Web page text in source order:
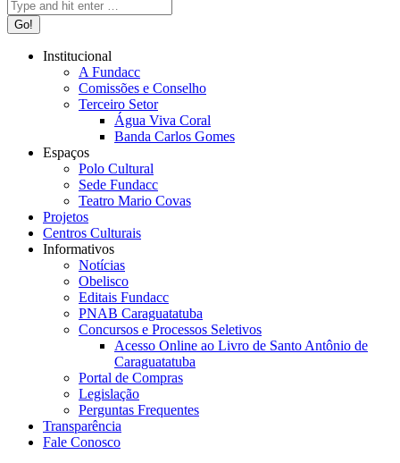
Institucional
A Fundacc
Comissões e Conselho
Terceiro Setor
Água Viva Coral
Banda Carlos Gomes
Espaços
Polo Cultural
Sede Fundacc
Teatro Mario Covas
Projetos
Centros Culturais
Informativos
Notícias
Obelisco
Editais Fundacc
PNAB Caraguatatuba
Concursos e Processos Seletivos
Acesso Online ao Livro de Santo Antônio de
Caraguatatuba
Portal de Compras
Legislação
Perguntas Frequentes
Transparência
Fale Conosco